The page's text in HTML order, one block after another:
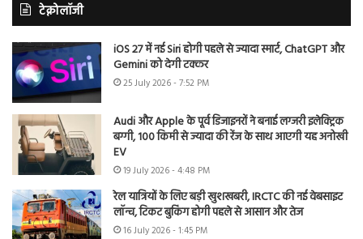
टेक्नोलॉजी
iOS 27 में नई Siri होगी पहले से ज्यादा स्मार्ट, ChatGPT और
Gemini को देगी टक्कर
25 July 2026 - 7:52 PM
Audi और Apple के पूर्व डिजाइनरों ने बनाई लग्जरी इलेक्ट्रिक
बग्गी, 100 किमी से ज्यादा की रेंज के साथ आएगी यह अनोखी
EV
19 July 2026 - 4:48 PM
रेल यात्रियों के लिए बड़ी खुशखबरी, IRCTC की नई वेबसाइट
लॉन्च, टिकट बुकिंग होगी पहले से आसान और तेज
16 July 2026 - 1:45 PM